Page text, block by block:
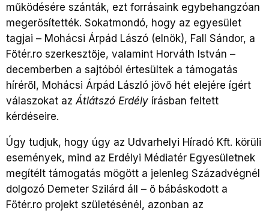
működésére szánták, ezt forrásaink egybehangzóan
megerősítették. Sokatmondó, hogy az egyesület
tagjai – Mohácsi Árpád Lászó (elnök), Fall Sándor, a
Főtér.ro szerkesztője, valamint Horváth István –
decemberben a sajtóból értesültek a támogatás
híréről, Mohácsi Árpád László jövő hét elejére ígért
válaszokat az Átlátszó Erdély írásban feltett
kérdéseire.
Úgy tudjuk, hogy úgy az Udvarhelyi Híradó Kft. körüli
események, mind az Erdélyi Médiatér Egyesületnek
megítélt támogatás mögött a jelenleg Századvégnél
dolgozó Demeter Szilárd áll – ő bábáskodott a
Főtér.ro projekt születésénél, azonban az